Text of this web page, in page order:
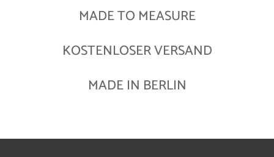
MADE TO MEASURE
KOSTENLOSER VERSAND
MADE IN BERLIN